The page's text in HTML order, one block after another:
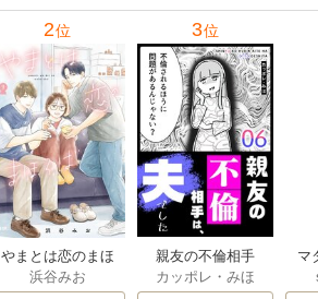
2位
やまとは恋のまほ
ろば
浜谷みお
3位
親友の不倫相手
は、夫でした
カッポレ・みほ
マ